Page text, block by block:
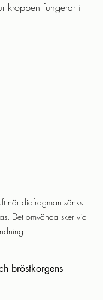
kroppen fungerar i
när diafragman sänks
Det omvända sker vid
bröstkorgens